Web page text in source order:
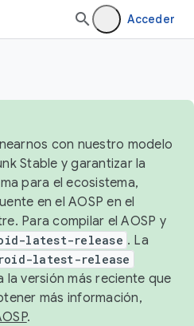
Acceder
con nuestro modelo
Stable y garantizar la
para el ecosistema,
en el AOSP en el
Para compilar el AOSP y
latest-release . La
latest-release
la versión más reciente que
más información,
.